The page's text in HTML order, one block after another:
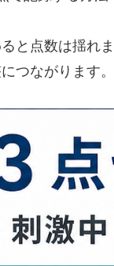
と点数は揺
つながります。